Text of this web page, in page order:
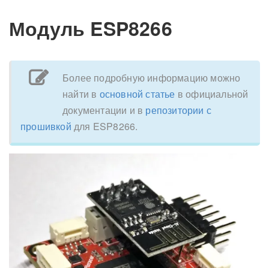
Модуль ESP8266
Более подробную информацию можно
найти в основной статье в официальной
документации и в репозитории с
прошивкой для ESP8266.